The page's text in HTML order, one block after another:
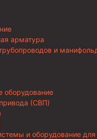
арматура
и
оборудование
(СВП)
и оборудование для